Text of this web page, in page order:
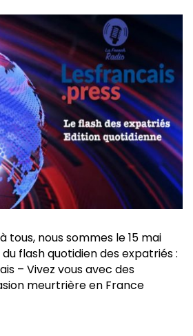
tous, nous sommes le 15 mai
flash quotidien des expatriés :
– Vivez vous avec des
meurtrière en France